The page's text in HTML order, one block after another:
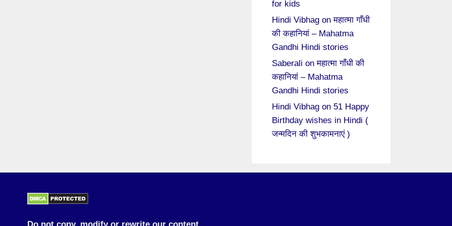
for kids
Hindi Vibhag onमहात्मा गाँधी
की कहानियां – Mahatma
Gandhi Hindi stories
Saberali onमहात्मा गाँधी की
कहानियां – Mahatma
Gandhi Hindi stories
Hindi Vibhag on 51 Happy
Birthday wishes in Hindi (
जन्मदिन की शुभकामनाएं )